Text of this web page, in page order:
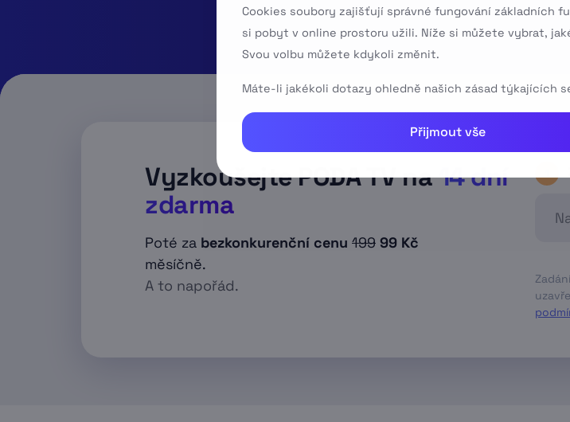
Vyzkoušejte PODA TV na14 dní
zdarma
Poté za bezkonkurenční cenu 199 99 Kč
měsíčně.
A to napořád.
Cookies soubory zajišťují správné fungování základních
si pobyt v online prostoru užili. Níže si můžete vybrat,
Svou volbu můžete kdykoli změnit.
Máte-li jakékoli dotazy ohledně našich zásad týkajících
Přijmout vše